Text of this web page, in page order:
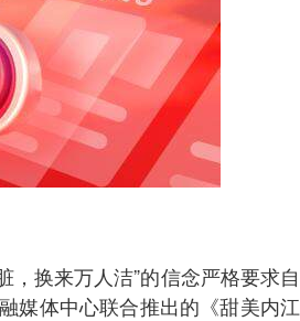
换来万人洁”的信念严格要求自
媒体中心联合推出的《甜美内江